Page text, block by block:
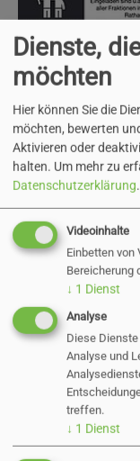
Show larger
Show larger
Dienste,
möchten
Hier können Sie die
möchten, bewerten
Aktivieren oder
halten. Um mehr zu
Datenschutzerklärung.
Videoinhalte
Einbetten von
Bereicherung
↓ 1 Dienst
Analyse
Diese
Analyse und
treffen.
↓ 1 Dienst